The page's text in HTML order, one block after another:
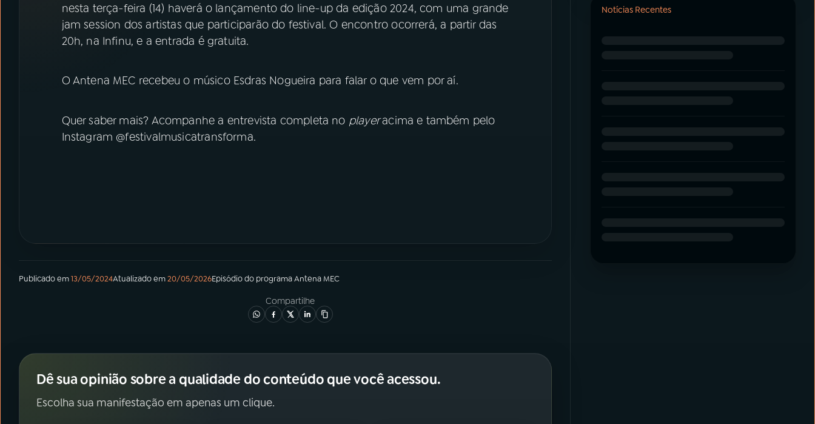
YouTube Facebook
nesta terça-feira (14) haverá o lançamento do line-up da edição 2024, com uma grande
jam session dos artistas que participarão do festival. O encontro ocorrerá, a partir das
20h, na Infinu, e a entrada é gratuita.
O Antena MEC recebeu o músico Esdras Nogueira para falar o que vem por aí.
Quer saber mais? Acompanhe a entrevista completa no playeracima e também pelo
Instagram @festivalmusicatransforma.
Publicado em13/05/2024Atualizado em20/05/2026Episódiodo programaAntena MEC
Compartilhe
Dê sua opinião sobre a qualidade do conteúdo que você acessou.
Escolha sua manifestação em apenas um clique.
Notícias Recentes